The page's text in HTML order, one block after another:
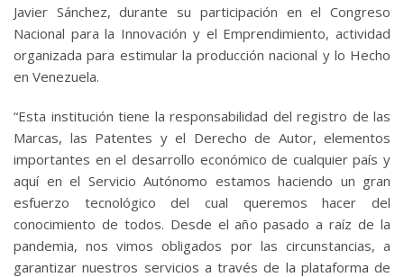
Javier Sánchez, durante su participación en el Congreso
Nacional para la Innovación y el Emprendimiento, actividad
organizada para estimular la producción nacional y lo Hecho
en Venezuela.
“Esta institución tiene la responsabilidad del registro de las
Marcas, las Patentes y el Derecho de Autor, elementos
importantes en el desarrollo económico de cualquier país y
aquí en el Servicio Autónomo estamos haciendo un gran
esfuerzo tecnológico del cual queremos hacer del
conocimiento de todos. Desde el año pasado a raíz de la
pandemia, nos vimos obligados por las circunstancias, a
garantizar nuestros servicios a través de la plataforma de